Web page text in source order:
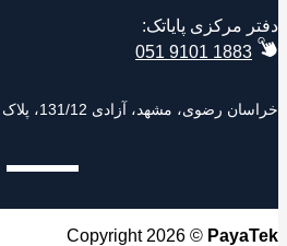
دفتر مرکزی پایاتک:
051 9101 1883
خراسان رضوی، مشهد، آزادی 131/12، پلاک 179
Copyright 2026 © PayaTek